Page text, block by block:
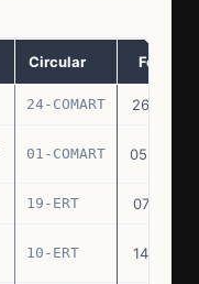
Circular Fecha
24-COMART 26.11.69
01-COMART 05.02.70
19-ERT 07.10.70
10-ERT 14.07.71